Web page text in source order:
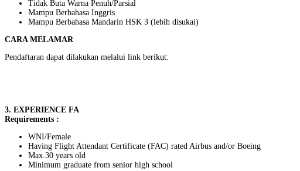
Tidak Buta Warna Penuh/Parsial
Mampu Berbahasa Inggris
Mampu Berbahasa Mandarin HSK 3 (lebih disukai)
CARA MELAMAR
Pendaftaran dapat dilakukan melalui link berikut:
3. EXPERIENCE FA
Requirements :
WNI/Female
Having Flight Attendant Certificate (FAC) rated Airbus and/or Boeing
Max.30 years old
Minimum graduate from senior high school